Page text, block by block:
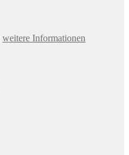
weitere Informationen